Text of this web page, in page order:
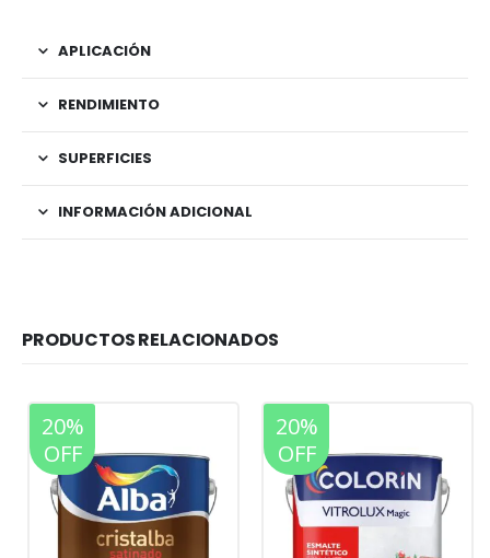
APLICACIÓN
RENDIMIENTO
SUPERFICIES
INFORMACIÓN ADICIONAL
PRODUCTOS RELACIONADOS
20%
OFF
20%
OFF